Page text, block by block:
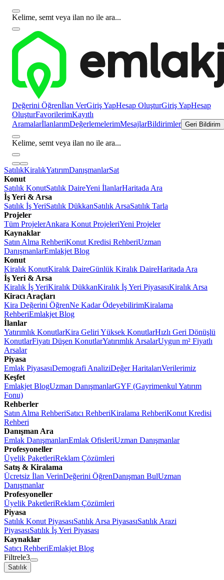
Kelime, semt veya ilan no ile ara...
Değerini Öğrenİlan VerGiriş YapHesap OluşturGiriş YapHesap
OluşturFavorilerimKayıtlı
AramalarİlanlarımDeğerlemelerimMesajlarBildirimler Geri Bildirim
Kelime, semt veya ilan no ile ara...
SatılıkKiralıkYatırımDanışmanlarSat
Konut
Satılık KonutSatılık DaireYeni İlanlarHaritada Ara
İş Yeri & Arsa
Satılık İş YeriSatılık DükkanSatılık ArsaSatılık Tarla
Projeler
Tüm ProjelerAnkara Konut ProjeleriYeni Projeler
Kaynaklar
Satın Alma RehberiKonut Kredisi RehberiUzman
DanışmanlarEmlakjet Blog
Konut
Kiralık KonutKiralık DaireGünlük Kiralık DaireHaritada Ara
İş Yeri & Arsa
Kiralık İş YeriKiralık DükkanKiralık İş Yeri PiyasasıKiralık Arsa
Kiracı Araçları
Kira Değerini ÖğrenNe Kadar ÖdeyebilirimKiralama
RehberiEmlakjet Blog
İlanlar
Yatırımlık KonutlarKira Geliri Yüksek KonutlarHızlı Geri Dönüşlü
KonutlarFiyatı Düşen KonutlarYatırımlık ArsalarUygun m² Fiyatlı
Arsalar
Piyasa
Emlak PiyasasıDemografi AnaliziDeğer HaritalarıVerilerimiz
Keşfet
Emlakjet BlogUzman DanışmanlarGYF (Gayrimenkul Yatırım
Fonu)
Rehberler
Satın Alma RehberiSatıcı RehberiKiralama RehberiKonut Kredisi
Rehberi
Danışman Ara
Emlak DanışmanlarıEmlak OfisleriUzman Danışmanlar
Profesyoneller
Üyelik PaketleriReklam Çözümleri
Satış & Kiralama
Ücretsiz İlan VerinDeğerini ÖğrenDanışman BulUzman
Danışmanlar
Profesyoneller
Üyelik PaketleriReklam Çözümleri
Piyasa
Satılık Konut PiyasasıSatılık Arsa PiyasasıSatılık Arazi
PiyasasıSatılık İş Yeri Piyasası
Kaynaklar
Satıcı RehberiEmlakjet Blog
Filtrele3
Satılık